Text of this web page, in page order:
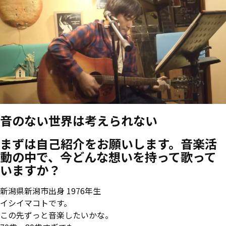
音のない世界は考えられない
まずは自己紹介をお願いします。音楽活
動の中で、今どんな想いを持って歌って
いますか？
新潟県新潟市出身 1976年生
イシイマコトです。
この先ずっと音楽したいかな。